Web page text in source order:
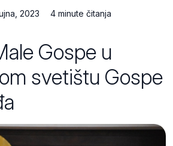
2023 4 minute čitanja
Gospe u
svetištu Gospe